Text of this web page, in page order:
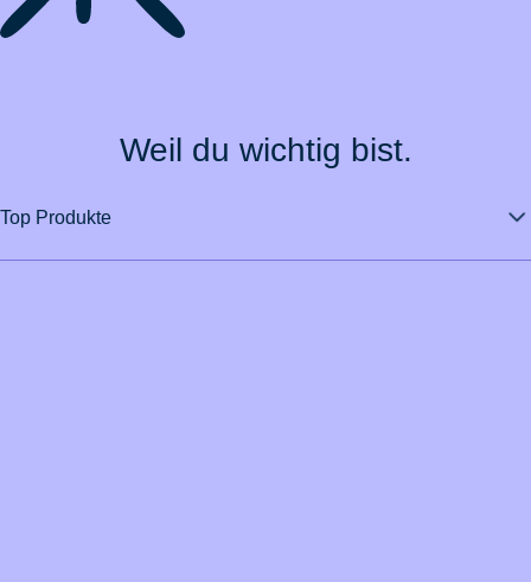
Weil du wichtig bist.
Top Produkte